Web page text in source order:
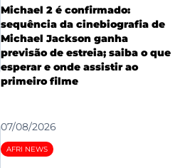
Michael 2 é confirmado:
sequência da cinebiografia de
Michael Jackson ganha
previsão de estreia; saiba o que
esperar e onde assistir ao
primeiro filme
07/08/2026
AFRI NEWS